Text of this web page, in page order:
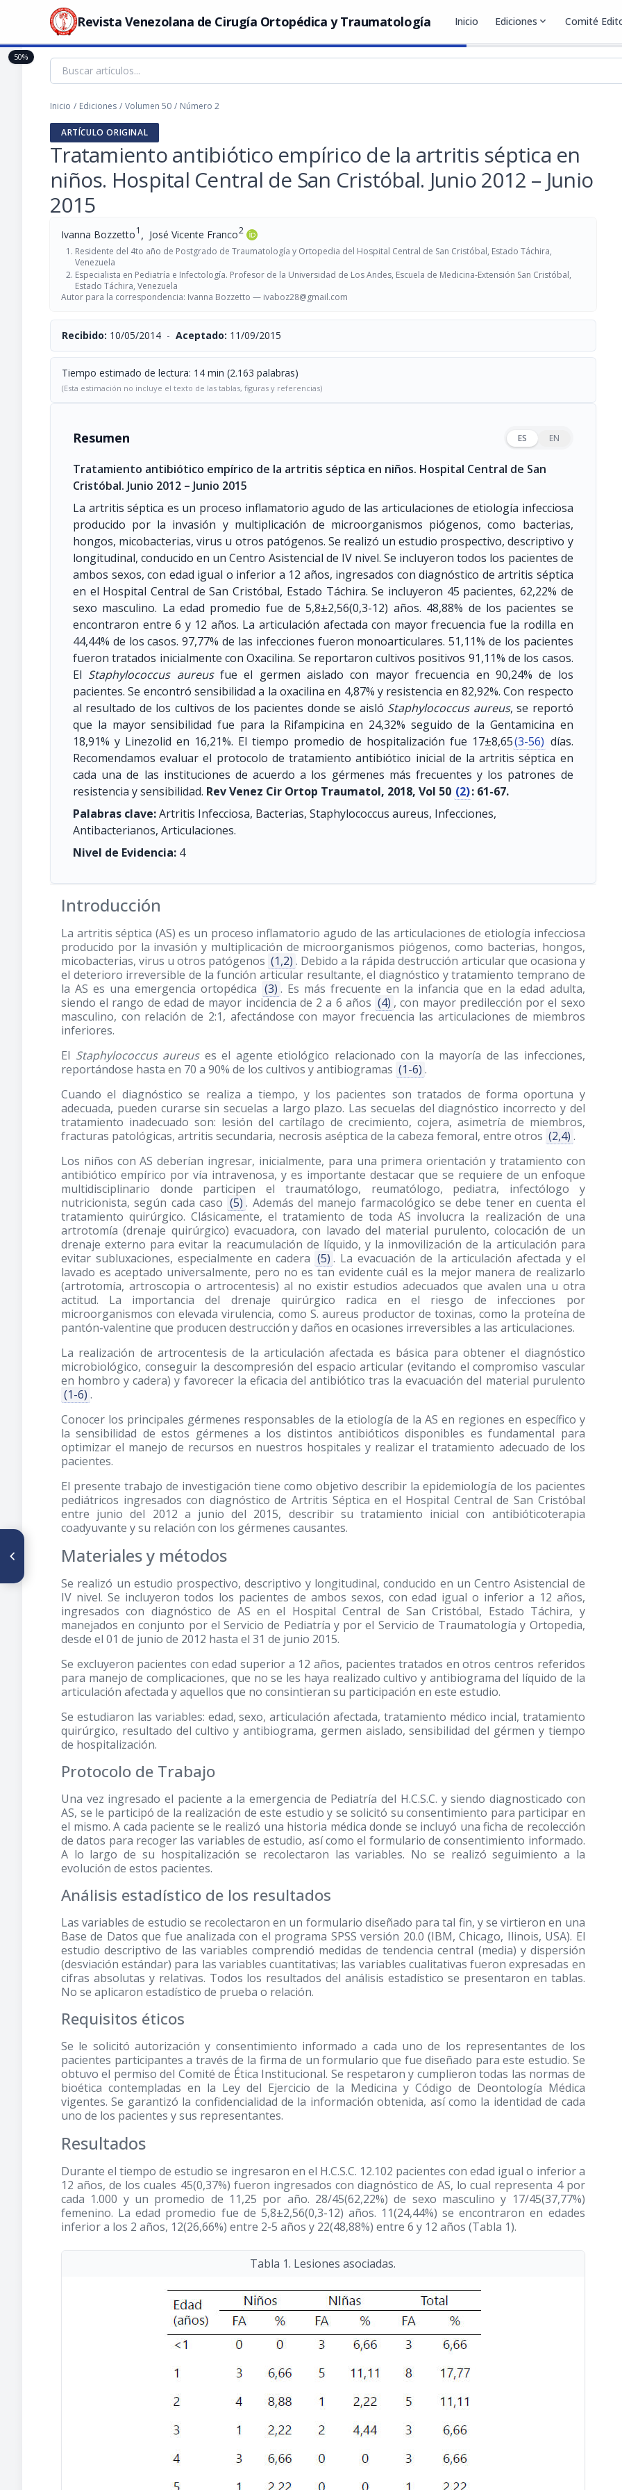
Revista Venezolana de Cirugía Ortopédica y Traumatología Inicio Ediciones expand_more Comité
Inicio / Ediciones / Volumen 50 / Número 2
ARTÍCULO ORIGINAL
Tratamiento antibiótico empírico de la artritis séptica en
niños. Hospital Central de San Cristóbal. Junio 2012 – Junio
2015
Ivanna Bozzetto1 , José Vicente Franco2
Residente del 4to año de Postgrado de Traumatología y Ortopedia del Hospital Central de San Cristóbal, Estado Táchira,
Venezuela
Especialista en Pediatría e Infectología. Profesor de la Universidad de Los Andes, Escuela de Medicina-Extensión San Cristóbal,
Estado Táchira, Venezuela
Autor para la correspondencia: Ivanna Bozzetto — ivaboz28@gmail.com
Recibido: 10/05/2014 - Aceptado: 11/09/2015
Tiempo estimado de lectura: 14 min (2.163 palabras)
(Esta estimación no incluye el texto de las tablas, figuras y referencias)
Resumen ES EN
Tratamiento antibiótico empírico de la artritis séptica en niños. Hospital Central de San
Cristóbal. Junio 2012 – Junio 2015
La artritis séptica es un proceso inflamatorio agudo de las articulaciones de etiología infecciosa
producido por la invasión y multiplicación de microorganismos piógenos, como bacterias,
hongos, micobacterias, virus u otros patógenos. Se realizó un estudio prospectivo, descriptivo y
longitudinal, conducido en un Centro Asistencial de IV nivel. Se incluyeron todos los pacientes de
ambos sexos, con edad igual o inferior a 12 años, ingresados con diagnóstico de artritis séptica
en el Hospital Central de San Cristóbal, Estado Táchira. Se incluyeron 45 pacientes, 62,22% de
sexo masculino. La edad promedio fue de 5,8±2,56(0,3-12) años. 48,88% de los pacientes se
encontraron entre 6 y 12 años. La articulación afectada con mayor frecuencia fue la rodilla en
44,44% de los casos. 97,77% de las infecciones fueron monoarticulares. 51,11% de los pacientes
fueron tratados inicialmente con Oxacilina. Se reportaron cultivos positivos 91,11% de los casos.
El Staphylococcus aureusfue el germen aislado con mayor frecuencia en 90,24% de los
pacientes. Se encontró sensibilidad a la oxacilina en 4,87% y resistencia en 82,92%. Con respecto
al resultado de los cultivos de los pacientes donde se aisló Staphylococcus aureus, se reportó
que la mayor sensibilidad fue para la Rifampicina en 24,32% seguido de la Gentamicina en
18,91% y Linezolid en 16,21%. El tiempo promedio de hospitalización fue 17±8,65(3-56) días.
Recomendamos evaluar el protocolo de tratamiento antibiótico inicial de la artritis séptica en
cada una de las instituciones de acuerdo a los gérmenes más frecuentes y los patrones de
resistencia y sensibilidad. Rev Venez Cir Ortop Traumatol, 2018, Vol 50 (2): 61-67.
Palabras clave:Artritis Infecciosa, Bacterias, Staphylococcus aureus, Infecciones,
Antibacterianos, Articulaciones.
Nivel de Evidencia: 4
Introducción
La artritis séptica (AS) es un proceso inflamatorio agudo de las articulaciones de etiología infecciosa
producido por la invasión y multiplicación de microorganismos piógenos, como bacterias, hongos,
micobacterias, virus u otros patógenos (1,2) . Debido a la rápida destrucción articular que ocasiona y
el deterioro irreversible de la función articular resultante, el diagnóstico y tratamiento temprano de
la AS es una emergencia ortopédica (3) . Es más frecuente en la infancia que en la edad adulta,
siendo el rango de edad de mayor incidencia de 2 a 6 años (4) , con mayor predilección por el sexo
masculino, con relación de 2:1, afectándose con mayor frecuencia las articulaciones de miembros
inferiores.
El Staphylococcus aureuses el agente etiológico relacionado con la mayoría de las infecciones,
reportándose hasta en 70 a 90% de los cultivos y antibiogramas (1-6) .
Cuando el diagnóstico se realiza a tiempo, y los pacientes son tratados de forma oportuna y
adecuada, pueden curarse sin secuelas a largo plazo. Las secuelas del diagnóstico incorrecto y del
tratamiento inadecuado son: lesión del cartílago de crecimiento, cojera, asimetría de miembros,
fracturas patológicas, artritis secundaria, necrosis aséptica de la cabeza femoral, entre otros (2,4) .
Los niños con AS deberían ingresar, inicialmente, para una primera orientación y tratamiento con
antibiótico empírico por vía intravenosa, y es importante destacar que se requiere de un enfoque
multidisciplinario donde participen el traumatólogo, reumatólogo, pediatra, infectólogo y
nutricionista, según cada caso (5) . Además del manejo farmacológico se debe tener en cuenta el
tratamiento quirúrgico. Clásicamente, el tratamiento de toda AS involucra la realización de una
artrotomía (drenaje quirúrgico) evacuadora, con lavado del material purulento, colocación de un
drenaje externo para evitar la reacumulación de líquido, y la inmovilización de la articulación para
evitar subluxaciones, especialmente en cadera (5) . La evacuación de la articulación afectada y el
lavado es aceptado universalmente, pero no es tan evidente cuál es la mejor manera de realizarlo
(artrotomía, artroscopia o artrocentesis) al no existir estudios adecuados que avalen una u otra
actitud. La importancia del drenaje quirúrgico radica en el riesgo de infecciones por
microorganismos con elevada virulencia, como S. aureus productor de toxinas, como la proteína de
pantón-valentine que producen destrucción y daños en ocasiones irreversibles a las articulaciones.
La realización de artrocentesis de la articulación afectada es básica para obtener el diagnóstico
microbiológico, conseguir la descompresión del espacio articular (evitando el compromiso vascular
en hombro y cadera) y favorecer la eficacia del antibiótico tras la evacuación del material purulento
(1-6) .
Conocer los principales gérmenes responsables de la etiología de la AS en regiones en específico y
la sensibilidad de estos gérmenes a los distintos antibióticos disponibles es fundamental para
optimizar el manejo de recursos en nuestros hospitales y realizar el tratamiento adecuado de los
pacientes.
El presente trabajo de investigación tiene como objetivo describir la epidemiología de los pacientes
pediátricos ingresados con diagnóstico de Artritis Séptica en el Hospital Central de San Cristóbal
entre junio del 2012 a junio del 2015, describir su tratamiento inicial con antibióticoterapia
coadyuvante y su relación con los gérmenes causantes.
Materiales y métodos
Se realizó un estudio prospectivo, descriptivo y longitudinal, conducido en un Centro Asistencial de
IV nivel. Se incluyeron todos los pacientes de ambos sexos, con edad igual o inferior a 12 años,
ingresados con diagnóstico de AS en el Hospital Central de San Cristóbal, Estado Táchira, y
manejados en conjunto por el Servicio de Pediatría y por el Servicio de Traumatología y Ortopedia,
desde el 01 de junio de 2012 hasta el 31 de junio 2015.
Se excluyeron pacientes con edad superior a 12 años, pacientes tratados en otros centros referidos
para manejo de complicaciones, que no se les haya realizado cultivo y antibiograma del líquido de la
articulación afectada y aquellos que no consintieran su participación en este estudio.
Se estudiaron las variables: edad, sexo, articulación afectada, tratamiento médico incial, tratamiento
quirúrgico, resultado del cultivo y antibiograma, germen aislado, sensibilidad del gérmen y tiempo
de hospitalización.
Protocolo de Trabajo
Una vez ingresado el paciente a la emergencia de Pediatría del H.C.S.C. y siendo diagnosticado con
AS, se le participó de la realización de este estudio y se solicitó su consentimiento para participar en
el mismo. A cada paciente se le realizó una historia médica donde se incluyó una ficha de recolección
de datos para recoger las variables de estudio, así como el formulario de consentimiento informado.
A lo largo de su hospitalización se recolectaron las variables. No se realizó seguimiento a la
evolución de estos pacientes.
Análisis estadístico de los resultados
Las variables de estudio se recolectaron en un formulario diseñado para tal fin, y se virtieron en una
Base de Datos que fue analizada con el programa SPSS versión 20.0 (IBM, Chicago, Ilinois, USA). El
estudio descriptivo de las variables comprendió medidas de tendencia central (media) y dispersión
(desviación estándar) para las variables cuantitativas; las variables cualitativas fueron expresadas en
cifras absolutas y relativas. Todos los resultados del análisis estadístico se presentaron en tablas.
No se aplicaron estadístico de prueba o relación.
Requisitos éticos
Se le solicitó autorización y consentimiento informado a cada uno de los representantes de los
pacientes participantes a través de la firma de un formulario que fue diseñado para este estudio. Se
obtuvo el permiso del Comité de Ética Institucional. Se respetaron y cumplieron todas las normas de
bioética contempladas en la Ley del Ejercicio de la Medicina y Código de Deontología Médica
vigentes. Se garantizó la confidencialidad de la información obtenida, así como la identidad de cada
uno de los pacientes y sus representantes.
Resultados
Durante el tiempo de estudio se ingresaron en el H.C.S.C. 12.102 pacientes con edad igual o inferior a
12 años, de los cuales 45(0,37%) fueron ingresados con diagnóstico de AS, lo cual representa 4 por
cada 1.000 y un promedio de 11,25 por año. 28/45(62,22%) de sexo masculino y 17/45(37,77%)
femenino. La edad promedio fue de 5,8±2,56(0,3-12) años. 11(24,44%) se encontraron en edades
inferior a los 2 años, 12(26,66%) entre 2-5 años y 22(48,88%) entre 6 y 12 años (Tabla 1).
Tabla 1. Lesiones asociadas.
50%
Rodilla flotante en adultos
tratadas quirúrgicamente en
el Hospital Central de San
Cristóbal. Enero 2012 –
Diciembre 2013